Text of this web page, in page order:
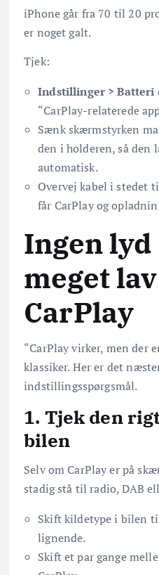
iPhone går fra 70 til 20
er noget galt.
Tjek:
Indstillinger > Batteri
“CarPlay-relaterede
Sænk skærmstyrken
den i holderen, så den
automatisk.
Overvej kabel i stedet
får CarPlay og
Ingen
meget
CarPlay
“CarPlay virker, men der
klassiker. Her er det
indstillingsspørgsmål.
1. Tjek den
bilen
Selv om CarPlay er på
stadig stå til radio, DAB
Skift kildetype i bilen
lignende.
Skift et par gange